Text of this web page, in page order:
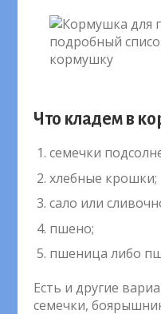
Что кладем в
семечки
хлебные крошки;
сало или
пшено;
пшеница либо
Есть и другие
семечки,